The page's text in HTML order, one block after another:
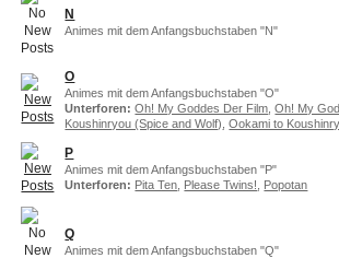
N
Animes mit dem Anfangsbuchstaben "N"
O
Animes mit dem Anfangsbuchstaben "O"
Unterforen: Oh! My Goddes Der Film ,Oh! My
Koushinryou (Spice and Wolf) ,Ookami to
P
Animes mit dem Anfangsbuchstaben "P"
Unterforen: Pita Ten Please Twins! Popotan
Q
Animes mit dem Anfangsbuchstaben "Q"